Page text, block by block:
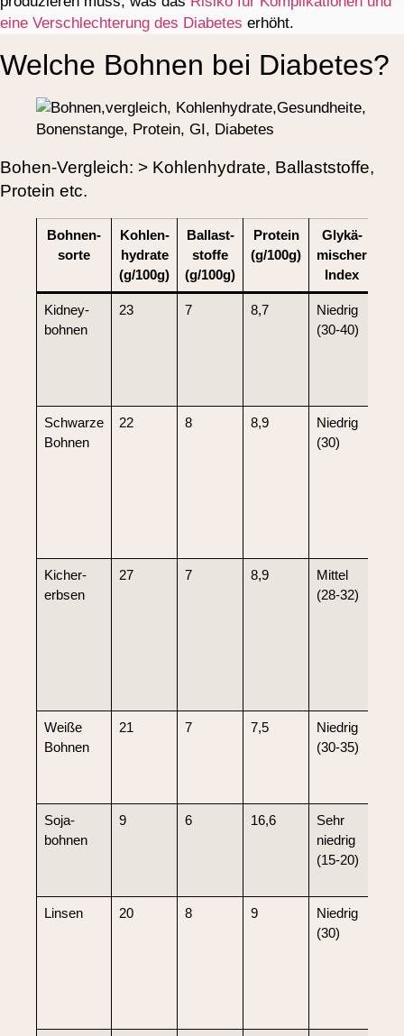
eine Verschlechterung des Diabetes erhöht.
Welche Bohnen bei Diabetes?
Bohen-Vergleich: > Kohlenhydrate, Ballaststoffe,
Protein etc.
Bohnen­
sorte
Kohlen­
hydrate
(g/100g)
Ballast­
stoffe
(g/100g)
Protein
(g/100g)
Glykä­
mischer
Index
Kidney­
bohnen
23 7 8,7
Niedrig
(30-40)
Schwarze
Bohnen
22 8 8,9
Niedrig
(30)
Kicher­
erbsen
27 7 8,9
Mittel
(28-32)
Weiße
Bohnen
21 7 7,5
Niedrig
(30-35)
Soja­
bohnen
9 6 16,6
Sehr
niedrig
(15-20)
Linsen 20 8 9
Niedrig
(30)